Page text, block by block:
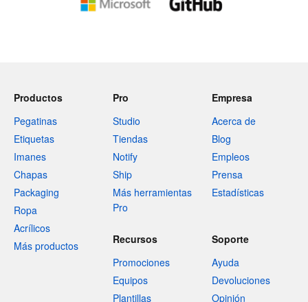
Productos
Pegatinas
Etiquetas
Imanes
Chapas
Packaging
Ropa
Acrílicos
Más productos
Pro
Studio
Tiendas
Notify
Ship
Más herramientas
Pro
Empresa
Acerca de
Blog
Empleos
Prensa
Estadísticas
Recursos
Promociones
Equipos
Plantillas
Soporte
Ayuda
Devoluciones
Opinión